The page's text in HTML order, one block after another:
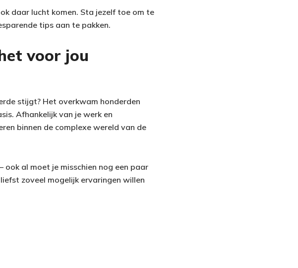
daar lucht komen. Sta jezelf toe om te
tips aan te pakken.
voor jou
stijgt? Het overkwam honderden
Afhankelijk van je werk en
binnen de complexe wereld van de
al moet je misschien nog een paar
zoveel mogelijk ervaringen willen